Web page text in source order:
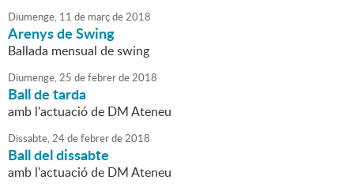
Diumenge, 11 de marçde2018
Arenys de Swing
Ballada mensual de swing
Diumenge,25 defebrerde2018
Ball de tarda
amb l'actuació de DM Ateneu
Dissabte,24defebrerde2018
Ball del dissabte
amb l'actuació de DM Ateneu